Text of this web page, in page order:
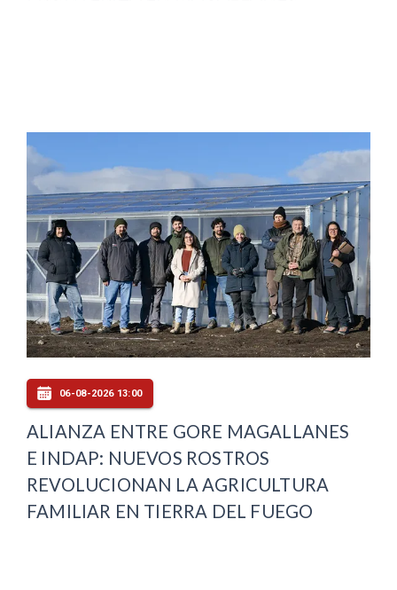
06-08-2026 13:00
ALIANZA ENTRE GORE MAGALLANES
E INDAP: NUEVOS ROSTROS
REVOLUCIONAN LA AGRICULTURA
FAMILIAR EN TIERRA DEL FUEGO